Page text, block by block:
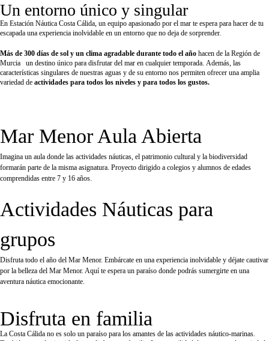
Un entorno único y singular
En Estación Náutica Costa Cálida, un equipo apasionado por el mar te espera para hacer de tu
escapada una experiencia inolvidable en un entorno que no deja de sorprender.
Más de 300 días de sol y un clima agradable durante todo el año hacen de la Región de
Murcia un destino único para disfrutar del mar en cualquier temporada. Además, las
características singulares de nuestras aguas y de su entorno nos permiten ofrecer una amplia
variedad de actividades para todos los niveles y para todos los gustos.
Mar Menor Aula Abierta
Imagina un aula donde las actividades náuticas, el patrimonio cultural y la biodiversidad
formarán parte de la misma asignatura. Proyecto dirigido a colegios y alumnos de edades
comprendidas entre 7 y 16 años.
Actividades Náuticas para
grupos
Disfruta todo el año del Mar Menor. Embárcate en una experiencia inolvidable y déjate cautivar
por la belleza del Mar Menor. Aquí te espera un paraíso donde podrás sumergirte en una
aventura náutica emocionante.
Disfruta en familia
La Costa Cálida no es solo un paraíso para los amantes de las actividades náutico-marinas.